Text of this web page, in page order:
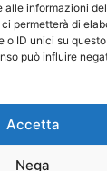
informazioni
permetterà di
ID unici su
può influire
Accetta
Nega
Degli